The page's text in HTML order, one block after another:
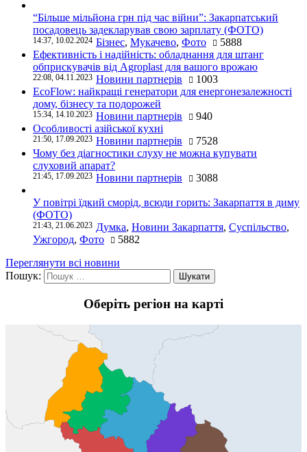
“Більше мільйона грн під час війни”: Закарпатський
посадовець задекларував свою зарплату (ФОТО)
14:37, 10.02.2024 Бізнес, Мукачево, Фото
5888
Ефективність і надійність: обладнання для штанг
обприскувачів від Agroplast для вашого врожаю
22:08, 04.11.2023 Новини партнерів
1003
EcoFlow: найкращі генератори для енергонезалежності
дому, бізнесу та подорожей
15:34, 14.10.2023 Новини партнерів
940
Особливості азійської кухні
21:50, 17.09.2023 Новини партнерів
7528
Чому без діагностики слуху не можна купувати
слуховий апарат?
21:45, 17.09.2023 Новини партнерів 3088
У повітрі їдкий сморід, всюди горить: Закарпаття в диму
(ФОТО)
21:43, 21.06.2023 Думка, Новини Закарпаття, Суспільство,
Ужгород, Фото
5882
Переглянути всі новини
Пошук:
Оберіть регіон на карті